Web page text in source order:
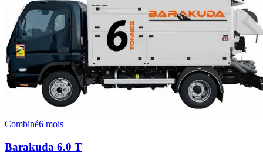
Combiné6 mois
Barakuda 6.0 T